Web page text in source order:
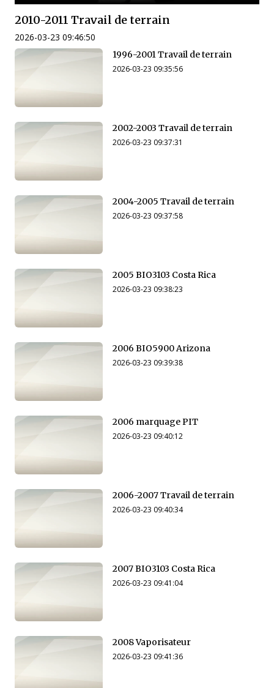
2010-2011 Travail de terrain
2026-03-23 09:46:50
1996-2001 Travail de terrain
2026-03-23 09:35:56
2002-2003 Travail de terrain
2026-03-23 09:37:31
2004-2005 Travail de terrain
2026-03-23 09:37:58
2005 BIO3103 Costa Rica
2026-03-23 09:38:23
2006 BIO5900 Arizona
2026-03-23 09:39:38
2006 marquage PIT
2026-03-23 09:40:12
2006-2007 Travail de terrain
2026-03-23 09:40:34
2007 BIO3103 Costa Rica
2026-03-23 09:41:04
2008 Vaporisateur
2026-03-23 09:41:36